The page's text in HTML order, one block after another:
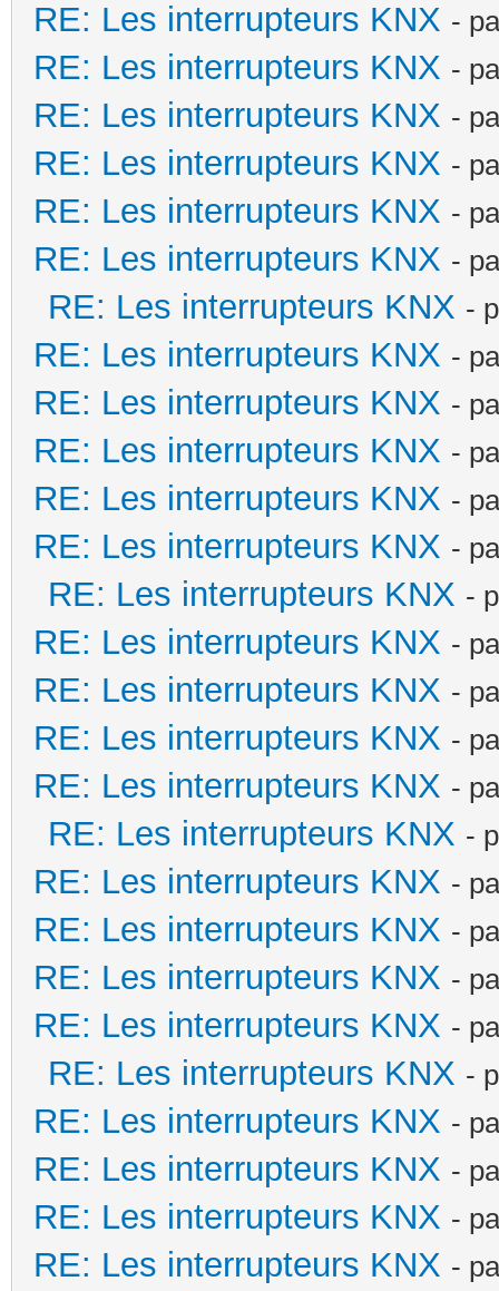
RE: Les interrupteurs KNX -
RE: Les interrupteurs KNX -
RE: Les interrupteurs KNX -
RE: Les interrupteurs KNX -
RE: Les interrupteurs KNX -
RE: Les interrupteurs KNX -
RE: Les interrupteurs KNX -
RE: Les interrupteurs KNX -
RE: Les interrupteurs KNX -
RE: Les interrupteurs KNX -
RE: Les interrupteurs KNX -
RE: Les interrupteurs KNX -
RE: Les interrupteurs KNX -
RE: Les interrupteurs KNX -
RE: Les interrupteurs KNX -
RE: Les interrupteurs KNX -
RE: Les interrupteurs KNX -
RE: Les interrupteurs KNX -
RE: Les interrupteurs KNX -
RE: Les interrupteurs KNX -
RE: Les interrupteurs KNX -
RE: Les interrupteurs KNX -
RE: Les interrupteurs KNX -
RE: Les interrupteurs KNX -
RE: Les interrupteurs KNX -
RE: Les interrupteurs KNX -
RE: Les interrupteurs KNX -